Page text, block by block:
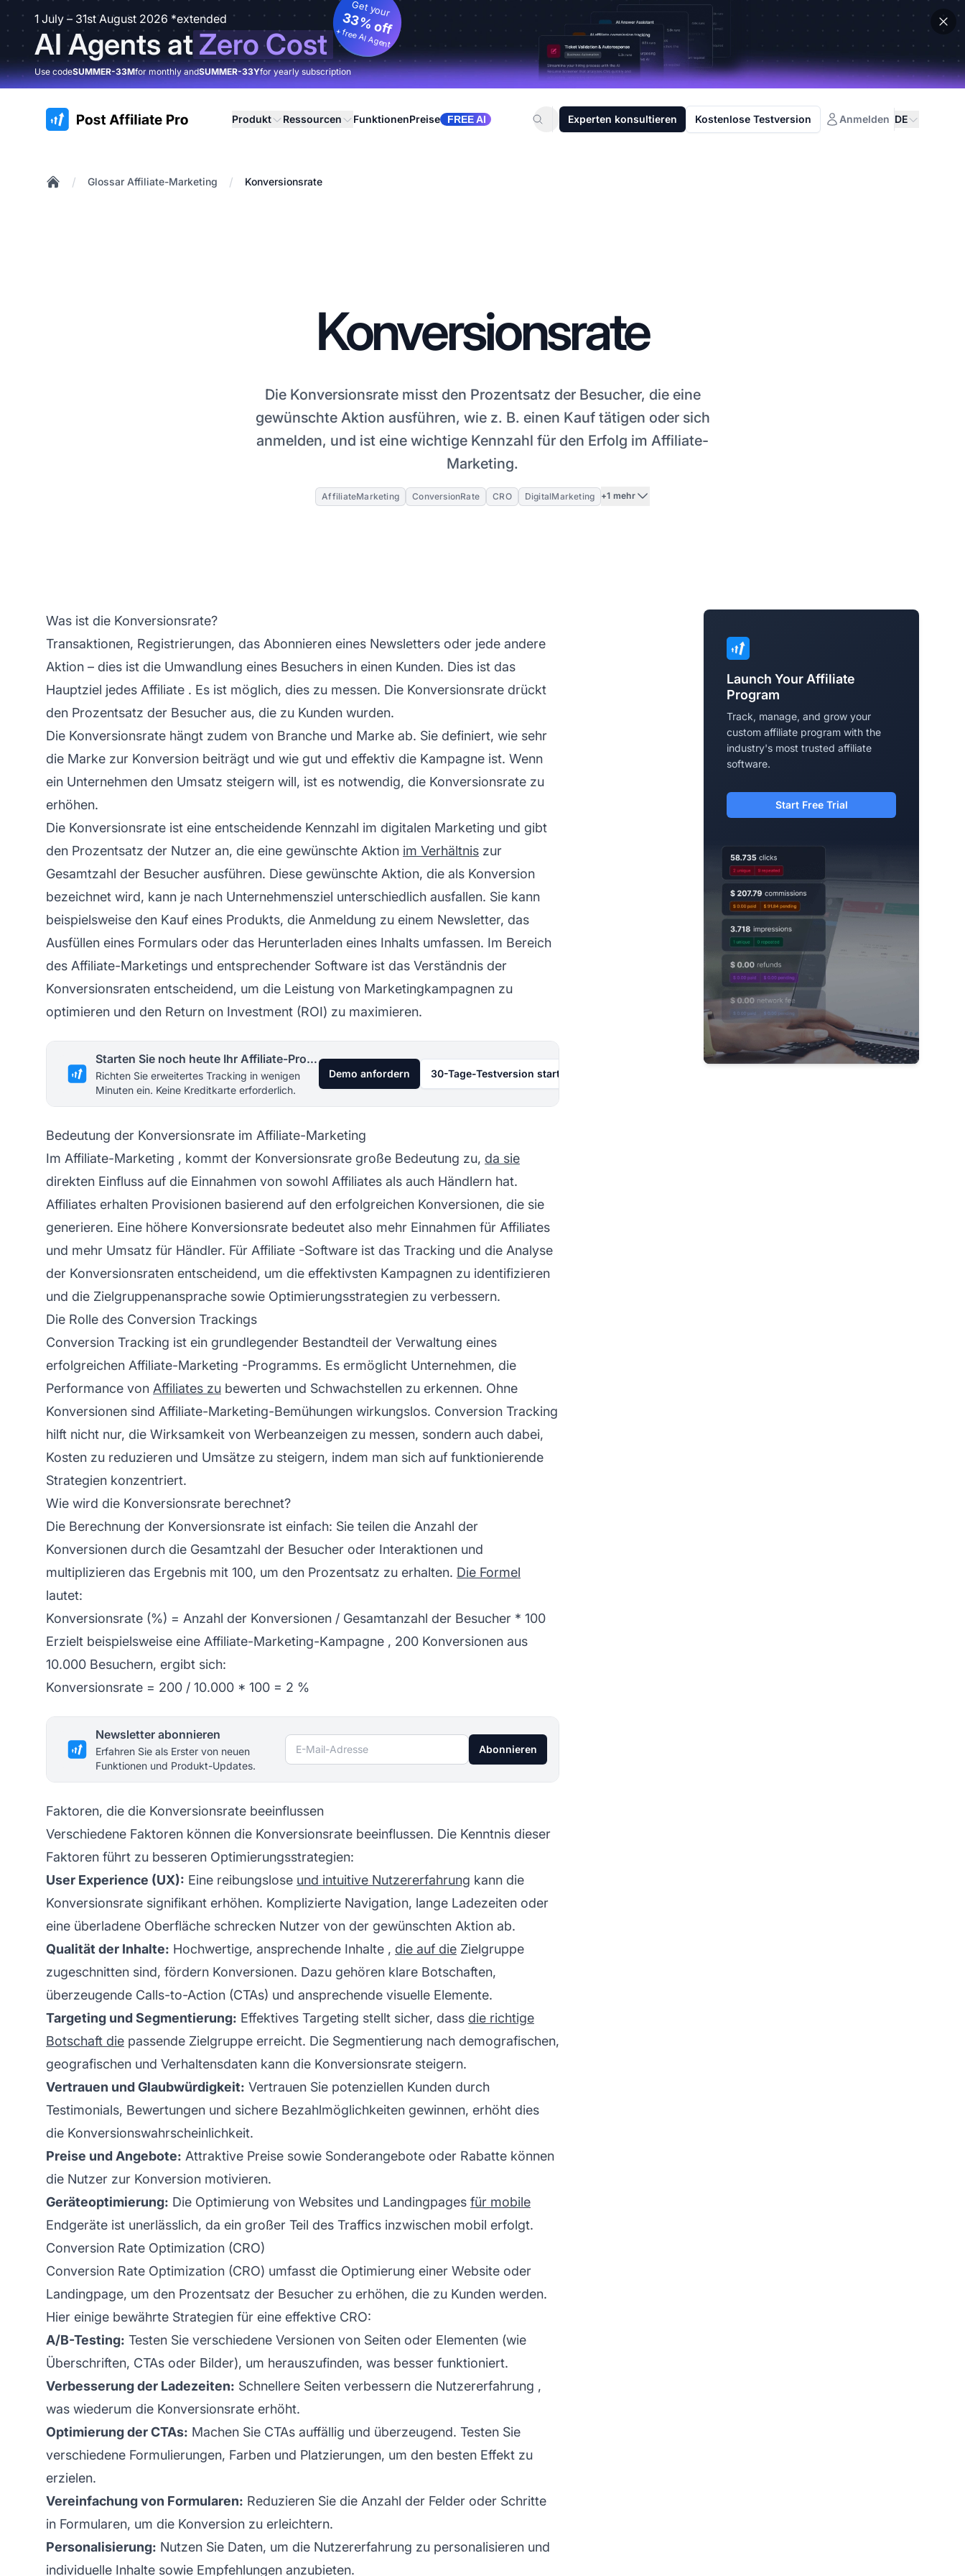
1 July – 31st August 2026 *extended
AI Agents atZero Cost
Get your
33% off
+ free AI Agent
Use codeSUMMER-33Mfor monthly andSUMMER-33Yfor yearly subscription
:site.title Produkt Ressourcen FunktionenPreise FREE AI Experten konsultieren Kostenlose Testversion Anmelden DE
/ Glossar Affiliate-Marketing / Konversionsrate
Konversionsrate
Die Konversionsrate misst den Prozentsatz der Besucher, die eine
gewünschte Aktion ausführen, wie z. B. einen Kauf tätigen oder sich
anmelden, und ist eine wichtige Kennzahl für den Erfolg im Affiliate-
Marketing.
AffiliateMarketing ConversionRate CRO DigitalMarketing +1 mehr
Was ist die Konversionsrate?
Transaktionen, Registrierungen, das Abonnieren eines Newsletters oder jede andere
Aktion – dies ist die Umwandlung eines Besuchers in einen Kunden. Dies ist das
Hauptziel jedes Affiliate . Es ist möglich, dies zu messen. Die Konversionsrate drückt
den Prozentsatz der Besucher aus, die zu Kunden wurden.
Die Konversionsrate hängt zudem von Branche und Marke ab. Sie definiert, wie sehr
die Marke zur Konversion beiträgt und wie gut und effektiv die Kampagne ist. Wenn
ein Unternehmen den Umsatz steigern will, ist es notwendig, die Konversionsrate zu
erhöhen.
Die Konversionsrate ist eine entscheidende Kennzahl im digitalen Marketing und gibt
den Prozentsatz der Nutzer an, die eine gewünschte Aktion im Verhältnis zur
Gesamtzahl der Besucher ausführen. Diese gewünschte Aktion, die als Konversion
bezeichnet wird, kann je nach Unternehmensziel unterschiedlich ausfallen. Sie kann
beispielsweise den Kauf eines Produkts, die Anmeldung zu einem Newsletter, das
Ausfüllen eines Formulars oder das Herunterladen eines Inhalts umfassen. Im Bereich
des Affiliate-Marketings und entsprechender Software ist das Verständnis der
Konversionsraten entscheidend, um die Leistung von Marketingkampagnen zu
optimieren und den Return on Investment (ROI) zu maximieren.
Starten Sie noch heute Ihr Affiliate-Programm
Richten Sie erweitertes Tracking in wenigen
Minuten ein. Keine Kreditkarte erforderlich.
Demo anfordern 30-Tage-Testversion starten
Bedeutung der Konversionsrate im Affiliate-Marketing
Im Affiliate-Marketing , kommt der Konversionsrate große Bedeutung zu, da sie
direkten Einfluss auf die Einnahmen von sowohl Affiliates als auch Händlern hat.
Affiliates erhalten Provisionen basierend auf den erfolgreichen Konversionen, die sie
generieren. Eine höhere Konversionsrate bedeutet also mehr Einnahmen für Affiliates
und mehr Umsatz für Händler. Für Affiliate -Software ist das Tracking und die Analyse
der Konversionsraten entscheidend, um die effektivsten Kampagnen zu identifizieren
und die Zielgruppenansprache sowie Optimierungsstrategien zu verbessern.
Die Rolle des Conversion Trackings
Conversion Tracking ist ein grundlegender Bestandteil der Verwaltung eines
erfolgreichen Affiliate-Marketing -Programms. Es ermöglicht Unternehmen, die
Performance von Affiliates zu bewerten und Schwachstellen zu erkennen. Ohne
Konversionen sind Affiliate-Marketing-Bemühungen wirkungslos. Conversion Tracking
hilft nicht nur, die Wirksamkeit von Werbeanzeigen zu messen, sondern auch dabei,
Kosten zu reduzieren und Umsätze zu steigern, indem man sich auf funktionierende
Strategien konzentriert.
Wie wird die Konversionsrate berechnet?
Die Berechnung der Konversionsrate ist einfach: Sie teilen die Anzahl der
Konversionen durch die Gesamtzahl der Besucher oder Interaktionen und
multiplizieren das Ergebnis mit 100, um den Prozentsatz zu erhalten. Die Formel
lautet:
Konversionsrate (%) = Anzahl der Konversionen / Gesamtanzahl der Besucher * 100
Erzielt beispielsweise eine Affiliate-Marketing-Kampagne , 200 Konversionen aus
10.000 Besuchern, ergibt sich:
Konversionsrate = 200 / 10.000 * 100 = 2 %
Newsletter abonnieren
Erfahren Sie als Erster von neuen
Funktionen und Produkt-Updates.
E-Mail-Adresse Abonnieren
Faktoren, die die Konversionsrate beeinflussen
Verschiedene Faktoren können die Konversionsrate beeinflussen. Die Kenntnis dieser
Faktoren führt zu besseren Optimierungsstrategien:
User Experience (UX): Eine reibungslose und intuitive Nutzererfahrung kann die
Konversionsrate signifikant erhöhen. Komplizierte Navigation, lange Ladezeiten oder
eine überladene Oberfläche schrecken Nutzer von der gewünschten Aktion ab.
Qualität der Inhalte: Hochwertige, ansprechende Inhalte , die auf die Zielgruppe
zugeschnitten sind, fördern Konversionen. Dazu gehören klare Botschaften,
überzeugende Calls-to-Action (CTAs) und ansprechende visuelle Elemente.
Targeting und Segmentierung: Effektives Targeting stellt sicher, dass die richtige
Botschaft die passende Zielgruppe erreicht. Die Segmentierung nach demografischen,
geografischen und Verhaltensdaten kann die Konversionsrate steigern.
Vertrauen und Glaubwürdigkeit: Vertrauen Sie potenziellen Kunden durch
Testimonials, Bewertungen und sichere Bezahlmöglichkeiten gewinnen, erhöht dies
die Konversionswahrscheinlichkeit.
Preise und Angebote: Attraktive Preise sowie Sonderangebote oder Rabatte können
die Nutzer zur Konversion motivieren.
Geräteoptimierung: Die Optimierung von Websites und Landingpages für mobile
Endgeräte ist unerlässlich, da ein großer Teil des Traffics inzwischen mobil erfolgt.
Conversion Rate Optimization (CRO)
Conversion Rate Optimization (CRO) umfasst die Optimierung einer Website oder
Landingpage, um den Prozentsatz der Besucher zu erhöhen, die zu Kunden werden.
Hier einige bewährte Strategien für eine effektive CRO:
A/B-Testing: Testen Sie verschiedene Versionen von Seiten oder Elementen (wie
Überschriften, CTAs oder Bilder), um herauszufinden, was besser funktioniert.
Verbesserung der Ladezeiten: Schnellere Seiten verbessern die Nutzererfahrung ,
was wiederum die Konversionsrate erhöht.
Optimierung der CTAs: Machen Sie CTAs auffällig und überzeugend. Testen Sie
verschiedene Formulierungen, Farben und Platzierungen, um den besten Effekt zu
erzielen.
Vereinfachung von Formularen: Reduzieren Sie die Anzahl der Felder oder Schritte
in Formularen, um die Konversion zu erleichtern.
Personalisierung: Nutzen Sie Daten, um die Nutzererfahrung zu personalisieren und
individuelle Inhalte sowie Empfehlungen anzubieten.
Launch Your Affiliate
Program
Track, manage, and grow your
custom affiliate program with the
industry's most trusted affiliate
software.
Start Free Trial